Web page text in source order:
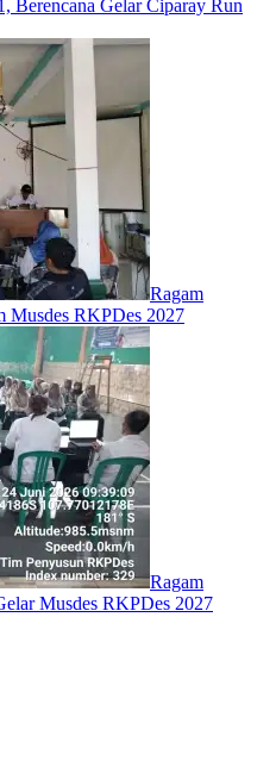
Berencana Gelar Ciparay Run
Ragam
Musdes RKPDes 2027
Ragam
Musdes RKPDes 2027